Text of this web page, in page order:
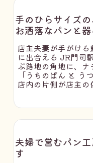
手のひらサイズ
お洒落なパンと
店主夫妻が手がけ
に出合える JR門司
ぶ路地の角地に、
「うちのぱん と う
店内の片側が店主
夫婦で営むパン
す